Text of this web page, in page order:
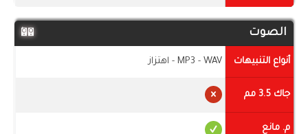
الصوت
أنواع التنبيهات MP3 - WAV - اهتزاز
جاك 3.5 مم
م. مانع